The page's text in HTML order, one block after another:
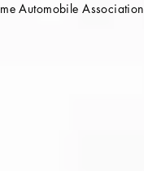
Automobile Association